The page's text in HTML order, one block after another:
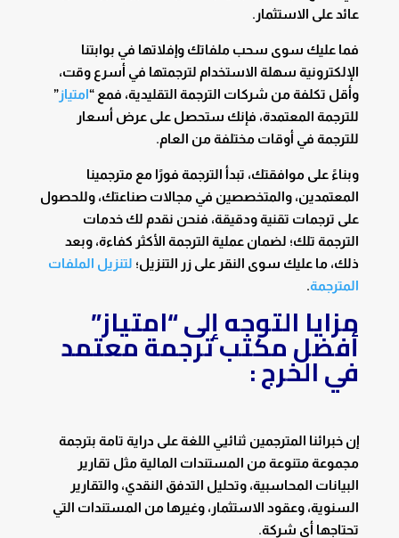
عائد على الاستثمار.
فما عليك سوى سحب ملفاتك وإفلاتها في بوابتنا
الإلكترونية سهلة الاستخدام لترجمتها في أسرع وقت،
وأقل تكلفة من شركات الترجمة التقليدية، فمع “امتياز”
للترجمة المعتمدة، فإنك ستحصل على عرض أسعار
للترجمة في أوقات مختلفة من العام.
وبناءً على موافقتك، تبدأ الترجمة فورًا مع مترجمينا
المعتمدين، والمتخصصين في مجالات صناعتك، وللحصول
على ترجمات تقنية ودقيقة، فنحن نقدم لك خدمات
الترجمة تلك؛ لضمان عملية الترجمة الأكثر كفاءة، وبعد
ذلك، ما عليك سوى النقر على زر التنزيل؛ لتنزيل الملفات
المترجمة.
مزايا التوجه إلى “امتياز”
أفضل مكتب ترجمة معتمد
في الخرج :
إن خبرائنا المترجمين ثنائيي اللغة على دراية تامة بترجمة
مجموعة متنوعة من المستندات المالية مثل تقارير
البيانات المحاسبية، وتحليل التدفق النقدي، والتقارير
السنوية، وعقود الاستثمار، وغيرها من المستندات التي
تحتاجها أي شركة.